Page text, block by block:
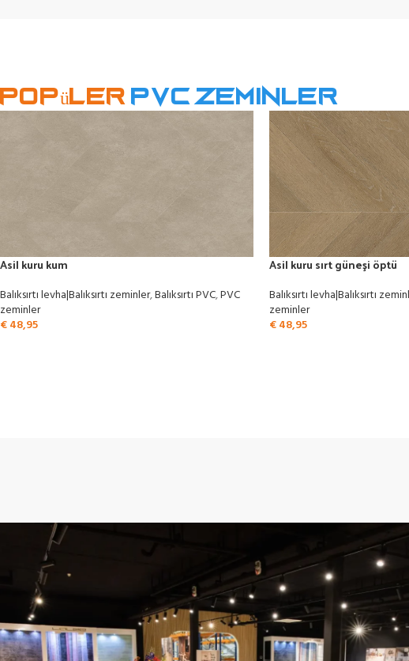
Popüler PVC zeminler
Asil kuru kum
Balıksırtı levha|Balıksırtı zeminler,Balıksırtı PVC,PVC
zeminler
€48,95
Asil kuru sırt güneşi öptü
Balıksırtı levha|Balıksırtı
zeminler
€48,95